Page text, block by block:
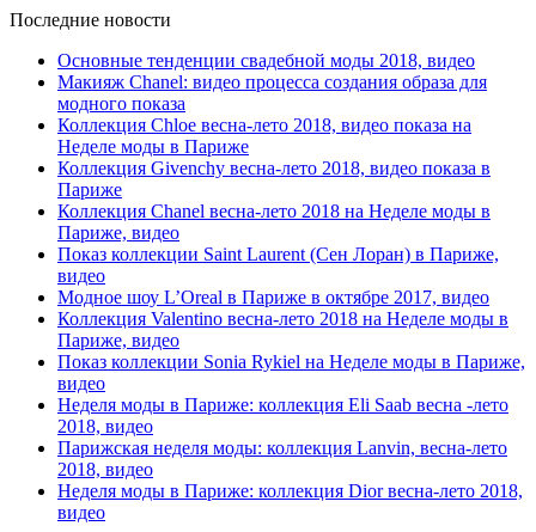
Последние новости
Основные тенденции свадебной моды 2018, видео
Макияж Chanel: видео процесса создания образа для
модного показа
Коллекция Chloe весна-лето 2018, видео показа на
Неделе моды в Париже
Коллекция Givenchy весна-лето 2018, видео показа в
Париже
Коллекция Chanel весна-лето 2018 на Неделе моды в
Париже, видео
Показ коллекции Saint Laurent (Сен Лоран) в Париже,
видео
Модное шоу L’Oreal в Париже в октябре 2017, видео
Коллекция Valentino весна-лето 2018 на Неделе моды в
Париже, видео
Показ коллекции Sonia Rykiel на Неделе моды в Париже,
видео
Неделя моды в Париже: коллекция Eli Saab весна -лето
2018, видео
Парижская неделя моды: коллекция Lanvin, весна-лето
2018, видео
Неделя моды в Париже: коллекция Dior весна-лето 2018,
видео